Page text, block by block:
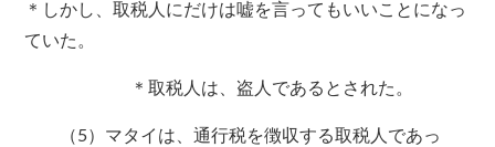
＊しかし、取税人にだけは嘘を言ってもいいことになっ
ていた。
＊取税人は、盗人であるとされた。
（5）マタイは、通行税を徴収する取税人であっ